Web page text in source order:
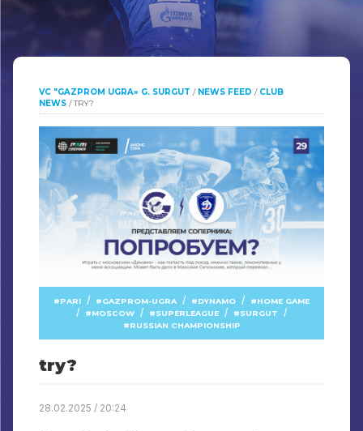
VC "GAZPROM UGRA» G. SURGUT / NEWS FEED / CLUB
NEWS /TRY?
PARI / GAZPROM-UGRA / DYNAMO / HOME GAME
/ MOSCOW / SUPERLEAGUE / SURGUT /
RUSSIAN CHAMPIONSHIP
try?
28.02.2025 / 20:24